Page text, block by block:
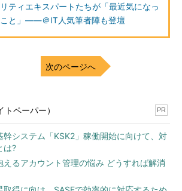
り低くなっているという。
の対策に関して根岸氏は、「わずかなコ
。この非対称性は、特に中堅・中小企業に
状況だ」と指摘する。これを受けて辻氏
はあまりにもコストパフォーマンスが悪
ういうサイトは、『DDoS攻撃を受けて8
もやむなし』といった“割り切り”もときに
提言を行った。
ーク／セキュリティ機器の脆弱性」
ティエキスパートたちが「最近気になっ
と」――＠IT人気筆者陣も登壇
次のページへ
ペーパー） PR
幹システム「KSK2」稼働開始に向けて、対
は?
えるアカウント管理の悩み どうすれば解消